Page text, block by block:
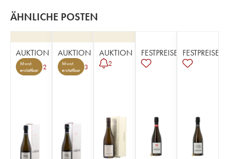
ÄHNLICHE POSTEN
AUKTION
Mwst.
erstattbar
2
AUKTION
Mwst.
erstattbar
3
AUKTION
2
FESTPREISE FESTPREISE